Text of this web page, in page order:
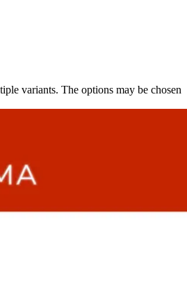
variants. The options may be chosen